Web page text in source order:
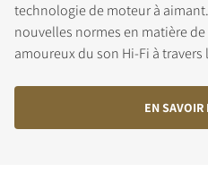
technologie de moteur à
nouvelles normes en matière
amoureux du son Hi-Fi à travers
EN SAVOIR